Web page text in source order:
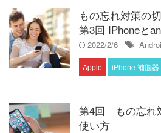
もの忘れ対策の
第3回 IPhoneと
2022/2/6
Apple iPhone 補脳器
第4回 もの忘れ
使い方